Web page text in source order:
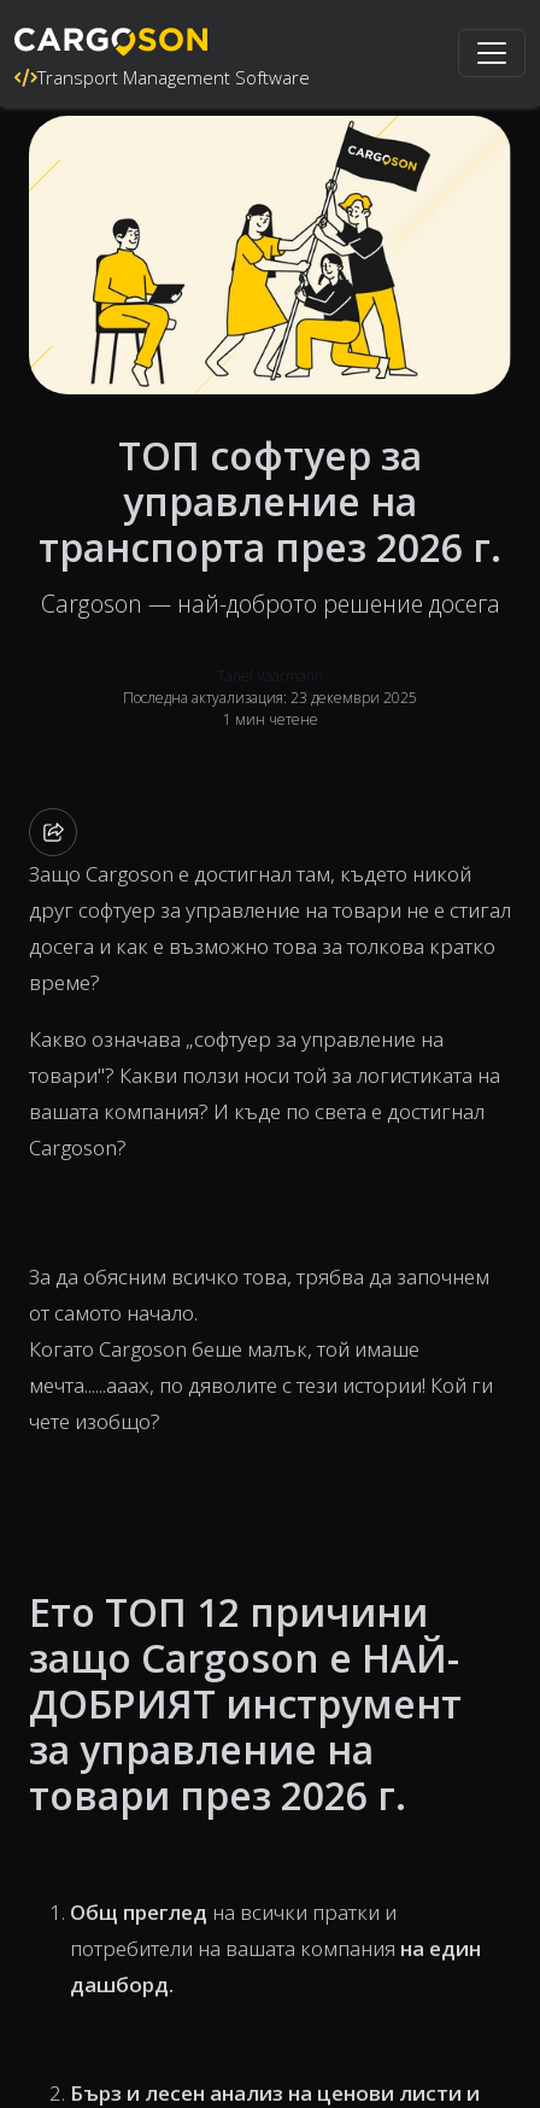
Transport Management Software
ТОП софтуер за
управление на
транспорта през 2026 г.
Cargoson — най-доброто решение досега
Tanel Vaarmann
Последна актуализация: 23 декември 2025
1 мин четене
Защо Cargoson е достигнал там, където никой
друг софтуер за управление на товари не е стигал
досега и как е възможно това за толкова кратко
време?
Какво означава „софтуер за управление на
товари"? Какви ползи носи той за логистиката на
вашата компания? И къде по света е достигнал
Cargoson?
За да обясним всичко това, трябва да започнем
от самото начало.
Когато Cargoson беше малък, той имаше
мечта......ааах, по дяволите с тези истории! Кой ги
чете изобщо?
Ето ТОП 12 причини
защо Cargoson е НАЙ-
ДОБРИЯТ инструмент
за управление на
товари през 2026 г.
Общ преглед на всички пратки и
потребители на вашата компания на един
дашборд.
Бърз и лесен анализ на ценови листи и